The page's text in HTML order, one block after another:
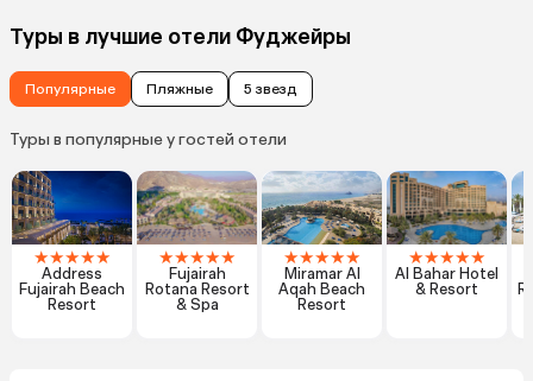
Туры в лучшие отели Фуджейры
Популярные Пляжные 5 звезд
Туры в популярные у гостей отели
★★★★★
Address
Fujairah Beach
Resort
★★★★★
Fujairah
Rotana Resort
& Spa
★★★★★
Miramar Al
Aqah Beach
Resort
★★★★★
Al Bahar Hotel
& Resort